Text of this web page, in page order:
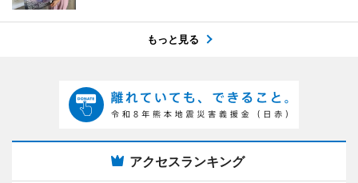
もっと見る
アクセスランキング